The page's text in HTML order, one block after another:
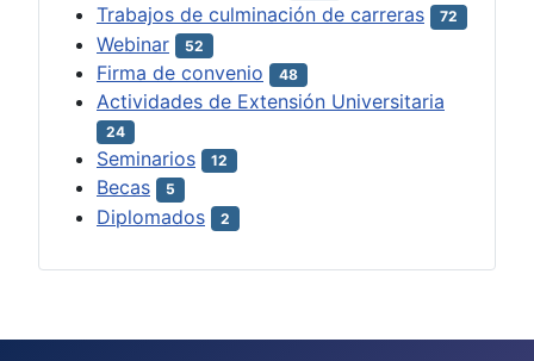
Trabajos de culminación de carreras 72
Webinar 52
Firma de convenio 48
Actividades de Extensión Universitaria
24
Seminarios 12
Becas 5
Diplomados 2